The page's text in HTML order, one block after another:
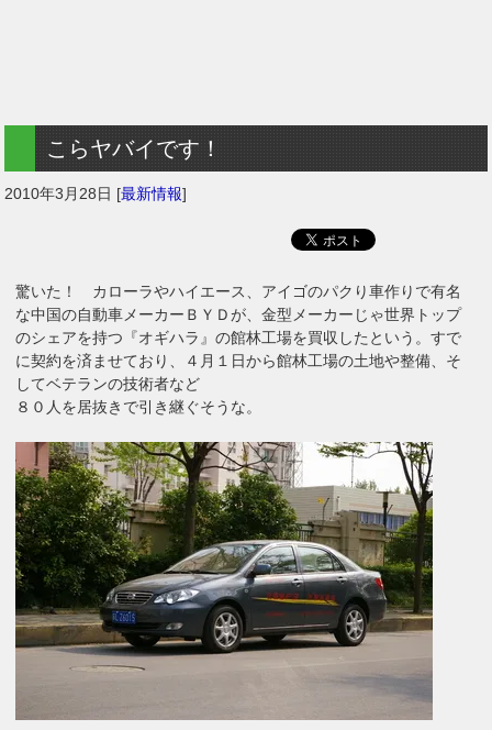
こらヤバイです！
2010年3月28日 [最新情報]
驚いた！ カローラやハイエース、アイゴのパクり車作りで有名
な中国の自動車メーカーＢＹＤが、金型メーカーじゃ世界トップ
のシェアを持つ『オギハラ』の館林工場を買収したという。すで
に契約を済ませており、４月１日から館林工場の土地や整備、そ
してベテランの技術者など
８０人を居抜きで引き継ぐそうな。